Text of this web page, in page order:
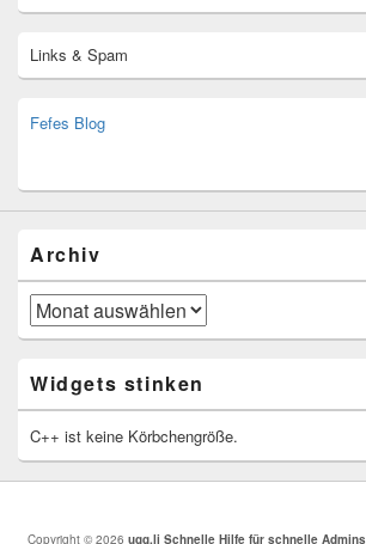
Links & Spam
Fefes Blog
Archiv
Archiv
Widgets stinken
C++ ist keine Körbchengröße.
Copyright © 2026 ugg.li Schnelle Hilfe für schnelle Admins